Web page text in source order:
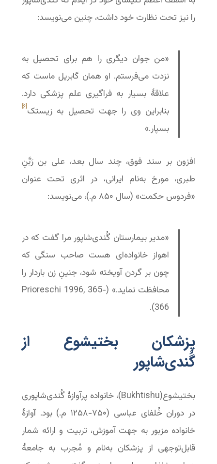
را نیز تحت نظارت خود داشت، چنین می‌نویسد:
«من جوان دیگری را هم برای تحصیل به
نزدت می‌فرستم. او همان گابریل ماست که
علاقهٔ بسیار به فراگیری علم پزشکی دارد.
بنابراین وی را جهت تحصیل به زیستک[۶]
بسپار.»
افزون بر سند فوق، چند سال بعد، علی ‌بن ‌‌رَبَّنِ
طبری، مورخ به‌نام ایرانی، در اثری تحت عنوان
«فردوس حکمت» (سال ۸۵۰ م.)، می‌نویسد:
«مدیر بیمارستان گُندی‌شاپور مرا گفت که در
اهواز خانواده‌ای هست صاحب سنگی که
چون بر گردن آویخته شود، جنینِ زن باردار را
محافظت نماید.» (Prioreschi 1996, 365-
366).
پزشکان بختیشوع از
گُندی‌شاپور‬‬‬‬‬‬‬
بختیشوع(Bukhtishu)، خانواده پرآوازۀ گُندی‌شاپوری
در دوران خُلفای عباسی (۷۵۰-‏۱۲۵۸ م.) بود. آوازهٔ
خانواده مزبور به جهت آموزش، تربیت و ارائه شمار
قابل‌توجهی از پزشکان به‌نام و مُجرب به جامعۀ